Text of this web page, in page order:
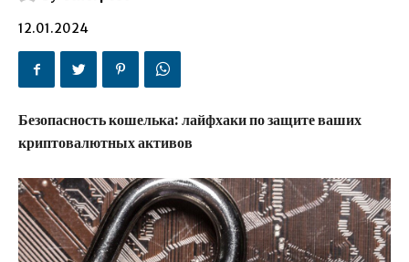
12.01.2024
Безопасность кошелька: лайфхаки по защите ваших
криптовалютных активов